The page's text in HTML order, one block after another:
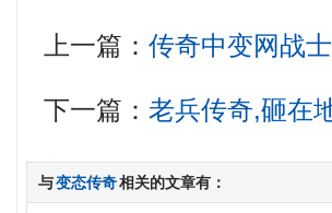
上一篇：传奇中变网战
下一篇：老兵传奇,砸在
与变态传奇相关的文章有：